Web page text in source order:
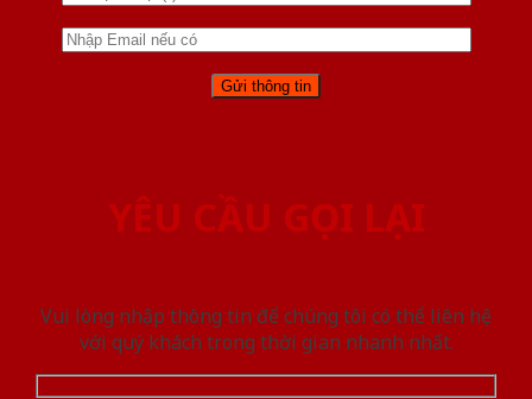
YÊU CẦU GỌI LẠI
Vui lòng nhập thông tin để chúng tôi có thể liên hệ
với quý khách trong thời gian nhanh nhất.